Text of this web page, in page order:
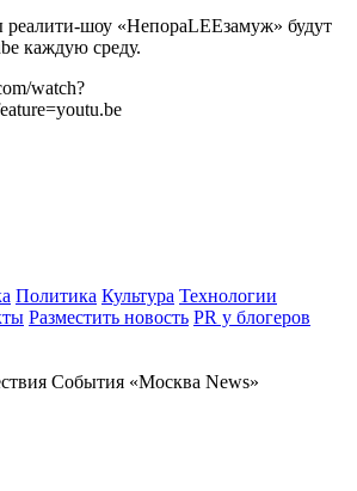
шоу «НепораLEEзамуж» будут
каждую среду.
watch?
Политика Культура Технологии
Разместить новость PR у блогеров
События «Москва News»